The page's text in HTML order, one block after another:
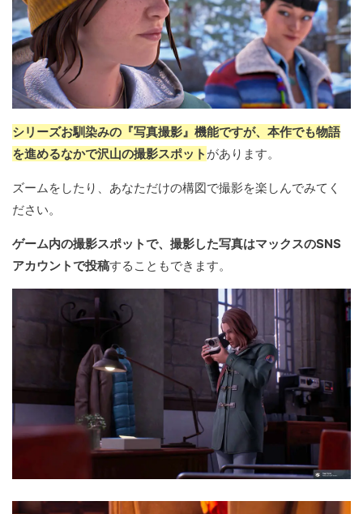
シリーズお馴染みの『写真撮影』機能ですが、本作でも物語
を進めるなかで沢山の撮影スポット があります。
ズームをしたり、あなただけの構図で撮影を楽しんでみてく
ださい。
ゲーム内の撮影スポットで、撮影した写真はマックスのSNS
アカウントで投稿することもできます。